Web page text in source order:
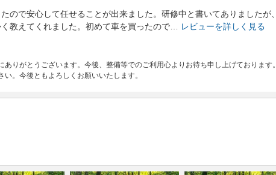
ので安心して任せることが出来ました。研修中と書いてありましたが、
教えてくれました。初めて車を買ったので…
レビューを詳しく見る
りがとうございます。今後、整備等でのご利用心よりお待ち申し上げております。
。今後ともよろしくお願いいたします。